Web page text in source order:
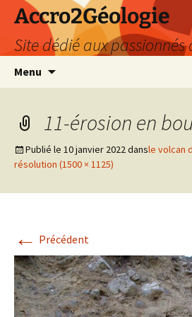
Accro2Géologie
Site dédié aux passionnés
Menu
11-érosion en
Publié le 10 janvier 2022dansle volcan
résolution (1500 × 1125)
← Précédent